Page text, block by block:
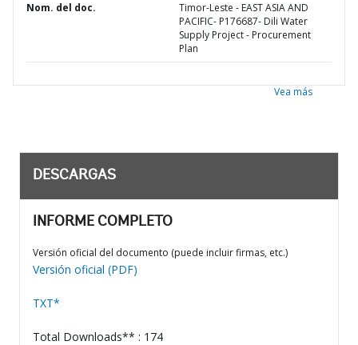
Nom. del doc.
Timor-Leste - EAST ASIA AND
PACIFIC- P176687- Dili Water
Supply Project - Procurement
Plan
Vea más
DESCARGAS
INFORME COMPLETO
Versión oficial del documento (puede incluir firmas, etc.)
Versión oficial (PDF)
TXT*
Total Downloads** : 174